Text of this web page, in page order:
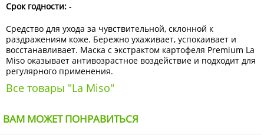
Срок годности: -
Средство для ухода за чувствительной, склонной к
раздражениям коже. Бережно ухаживает, успокаивает и
восстанавливает. Маска с экстрактом картофеля Premium La
Miso оказывает антивозрастное воздействие и подходит для
регулярного применения.
Все товары "La Miso"
ВАМ МОЖЕТ ПОНРАВИТЬСЯ